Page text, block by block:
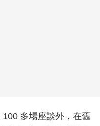
多場座談外，在舊